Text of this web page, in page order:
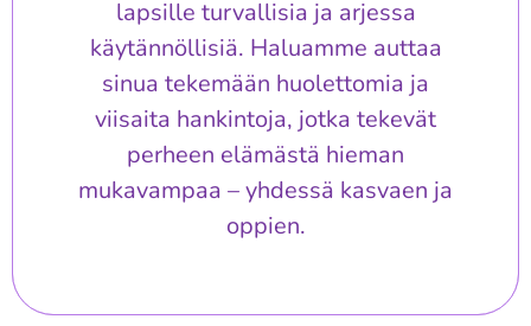
lapsille turvallisia ja arjessa
käytännöllisiä. Haluamme auttaa
sinua tekemään huolettomia ja
viisaita hankintoja, jotka tekevät
perheen elämästä hieman
mukavampaa – yhdessä kasvaen ja
oppien.